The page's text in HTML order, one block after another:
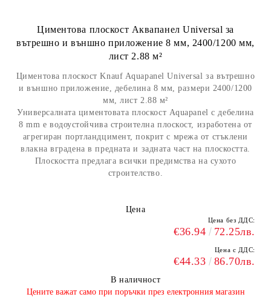
Циментова плоскост Аквапанел Universal за
вътрешно и външно приложение 8 мм, 2400/1200 мм,
лист 2.88 м²
Циментова плоскост Knauf Aquapanel Universal за вътрешно
и външно приложение, дебелина 8 мм, размери 2400/1200
мм, лист 2.88 м²
Универсалната циментовата плоскост Aquapanel с дебелина
8 mm е водоустойчива строителна плоскост, изработена от
агрегиран портландцимент, покрит с мрежа от стъклени
влакна вградена в предната и задната част на плоскостта.
Плоскостта предлага всички предимства на сухото
строителство.
Цена
Цена без ДДС:
€36.94 72.25лв.
Цена с ДДС:
€44.33 86.70лв.
В наличност
​Цените важат само при поръчки през електронния магазин